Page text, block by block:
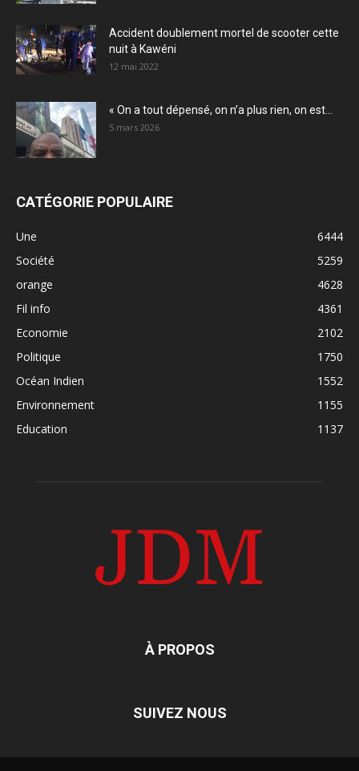
Accident doublement mortel de scooter cette
nuit à Kawéni
12 mai 2022
« On a tout dépensé, on n’a plus rien, on est...
5 mars 2026
CATÉGORIE POPULAIRE
Une
6444
Société
5259
orange
4628
Fil info
4361
Economie
2102
Politique
1750
Océan Indien
1552
Environnement
1155
Education
1137
À PROPOS
SUIVEZ NOUS